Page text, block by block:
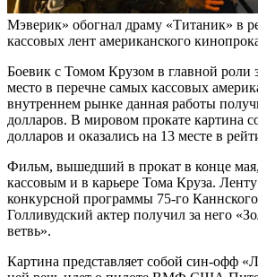
Мэверик» обогнал драму «Титаник» в
кассовых лент американского
Боевик с Томом Крузом в главной роли
место в перечне самых кассовых
внутреннем рынке данная работы
долларов. В мировом прокате картина
долларов и оказались на 13 месте в
Фильм, вышедший в прокат в конце
кассовым и в карьере Тома Круза.
конкурсной программы 75-го
Голливудский актер получил за него
ветвь».
Картина представляет собой син-офф